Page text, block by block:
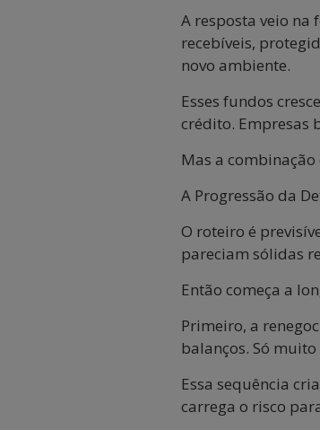
A resposta veio
recebíveis,
novo ambiente.
Esses fundos
crédito. Empresas
Mas a
A Progressão da
O roteiro é
pareciam sólidas
Então começa a
Primeiro, a
balanços. Só
Essa sequência
carrega o risco